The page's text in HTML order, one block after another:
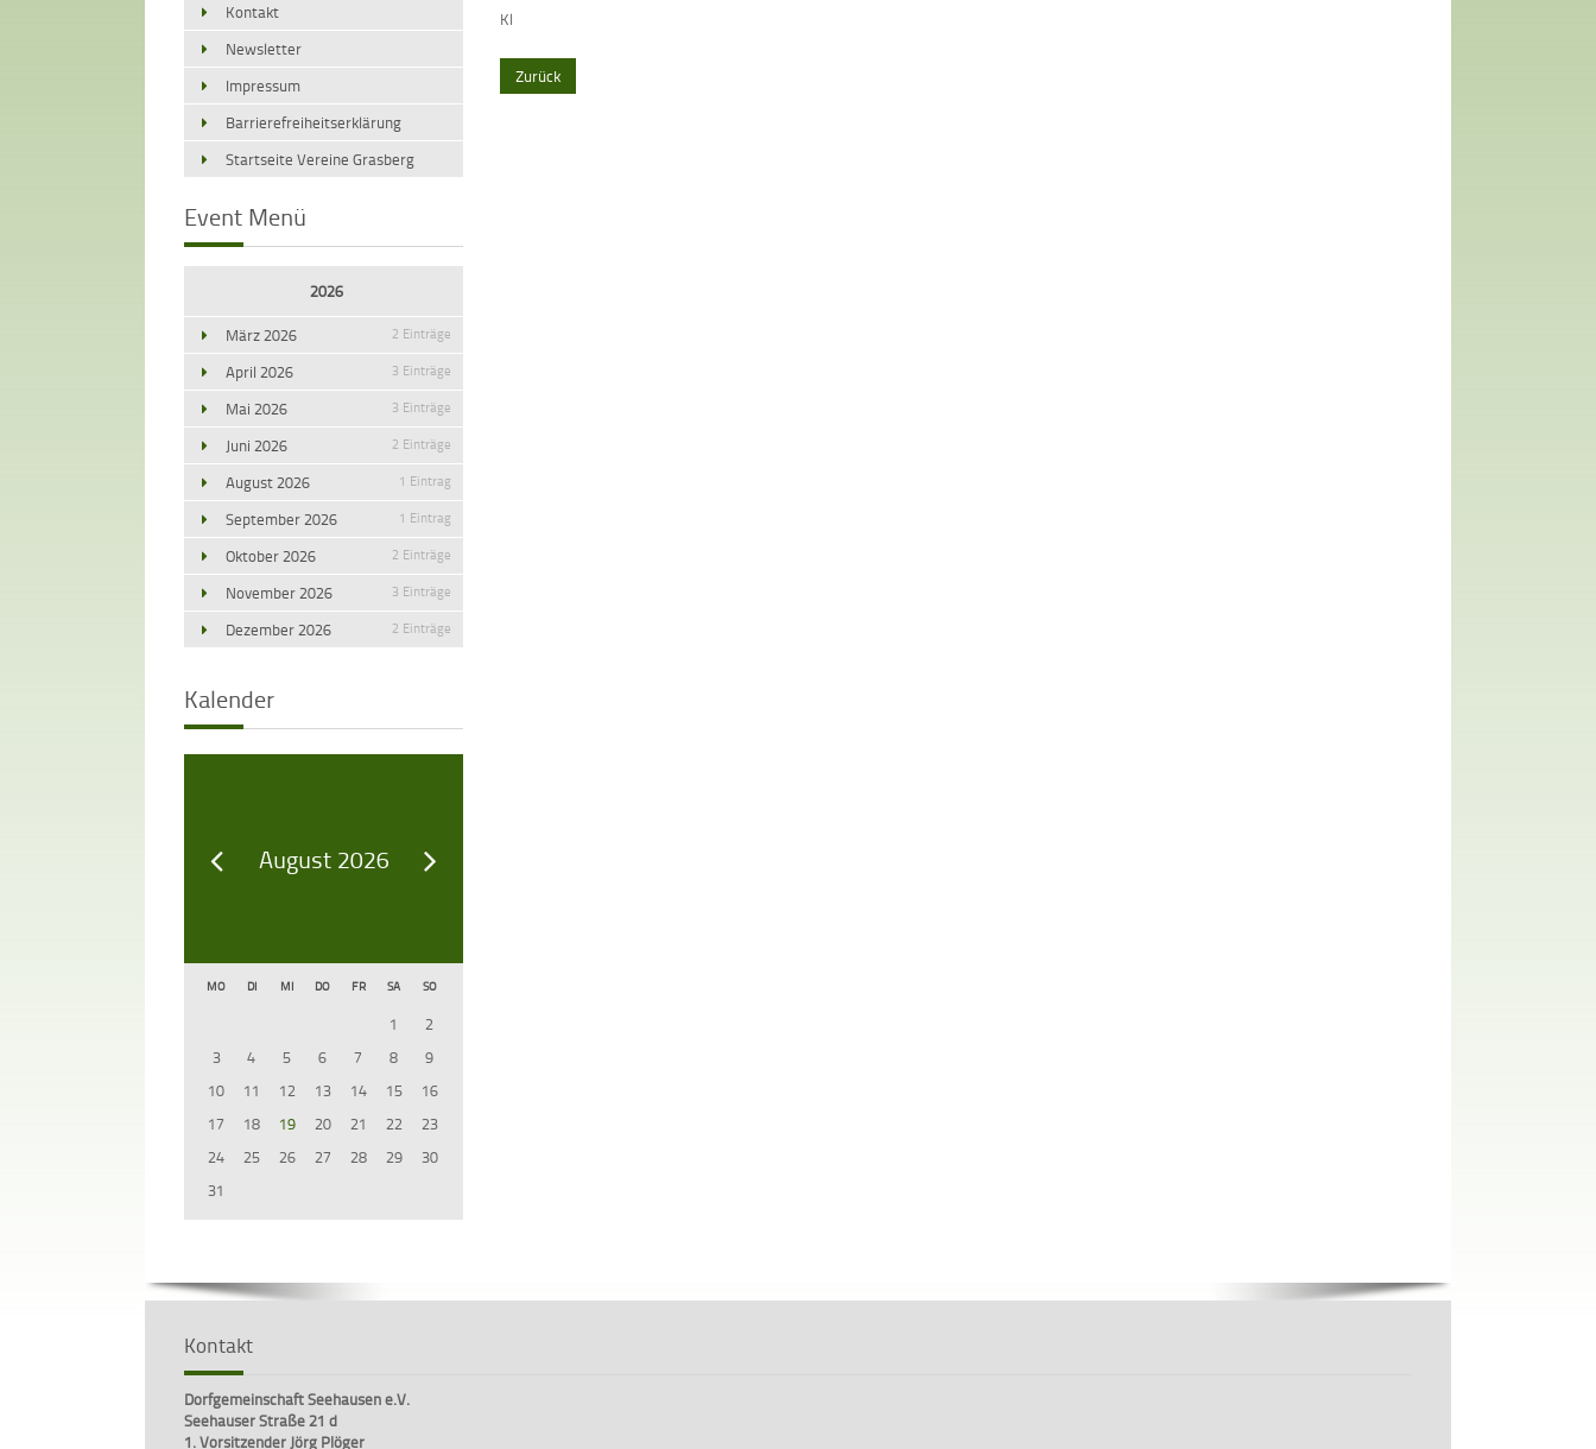
Kl
Zurück
Kontakt
Newsletter
Impressum
Barrierefreiheitserklärung
Startseite Vereine Grasberg
Event Menü
2026
März 2026 2 Einträge
April 2026 3 Einträge
Mai 2026 3 Einträge
Juni 2026 2 Einträge
August 2026 1 Eintrag
September 2026 1 Eintrag
Oktober 2026 2 Einträge
November 2026 3 Einträge
Dezember 2026 2 Einträge
Kalender
August 2026
MO DI MI DO FR SA SO
1
2
3
4 5 6 7 8
9
10
11 12 13 14 15
16
17
18 19 20 21 22
23
24
25 26 27 28 29
30
31
Kontakt
Dorfgemeinschaft Seehausen e.V.
Seehauser Straße 21 d
1. Vorsitzender Jörg Plöger